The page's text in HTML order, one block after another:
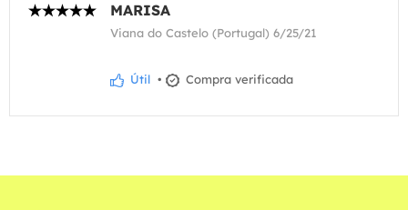
MARISA
Viana do Castelo (Portugal) 6/25/21
Útil • Compra verificada